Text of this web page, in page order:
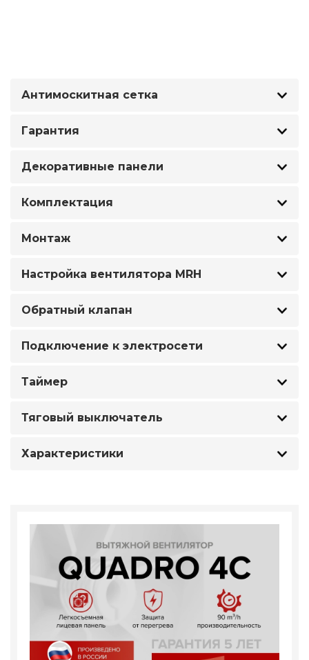
Антимоскитная сетка
Гарантия
Декоративные панели
Комплектация
Монтаж
Настройка вентилятора MRH
Обратный клапан
Подключение к электросети
Таймер
Тяговый выключатель
Характеристики